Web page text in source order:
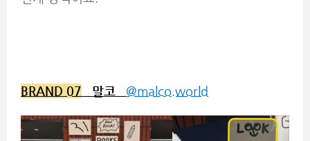
BRAND 07 말코 @malco.world